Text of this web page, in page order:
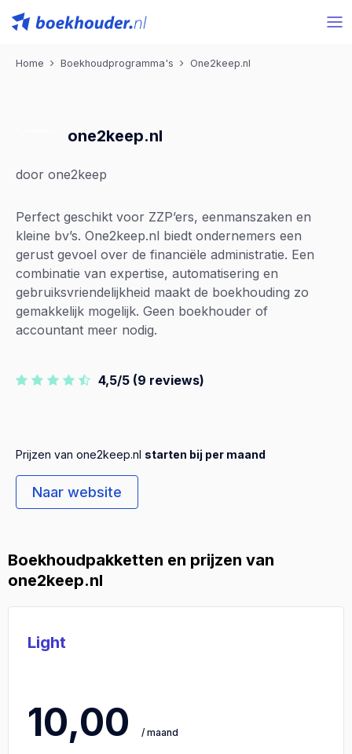
Home Boekhoudprogramma's One2keep.nl
one2keep.nl
door one2keep
Perfect geschikt voor ZZP’ers, eenmanszaken en
kleine bv’s. One2keep.nl biedt ondernemers een
gerust gevoel over de financiële administratie. Een
combinatie van expertise, automatisering en
gebruiksvriendelijkheid maakt de boekhouding zo
gemakkelijk mogelijk. Geen boekhouder of
accountant meer nodig.
4,5/5 (9 reviews)
Prijzen van one2keep.nl starten bij per maand
Naar website
Boekhoudpakketten en prijzen van
one2keep.nl
Light
10,00 / maand